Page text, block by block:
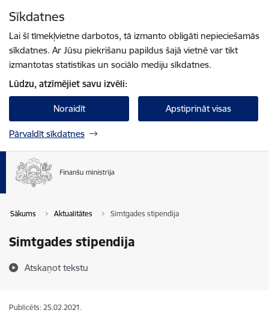
Sīkdatnes
Lai šī tīmekļvietne darbotos, tā izmanto obligāti nepieciešamās
sīkdatnes. Ar Jūsu piekrišanu papildus šajā vietnē var tikt
izmantotas statistikas un sociālo mediju sīkdatnes.
Lūdzu, atzīmējiet savu izvēli:
Noraidīt Apstiprināt visas
Pārvaldīt sīkdatnes
Sākums Aktualitātes Simtgades stipendija
Simtgades stipendija
Atskaņot tekstu
Publicēts: 25.02.2021.